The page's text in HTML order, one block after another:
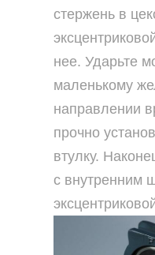
стержень в
нее. Ударьте
маленькому
направлении
прочно
втулку.
с внутренним